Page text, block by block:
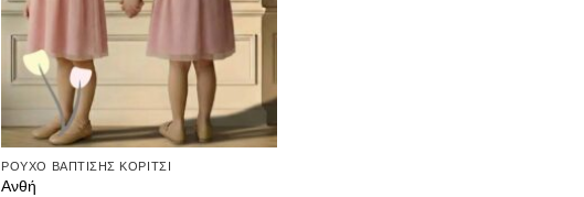
ΡΟΥΧΟ ΒΑΠΤΙΣΗΣ ΚΟΡΙΤΣΙ
Ανθή